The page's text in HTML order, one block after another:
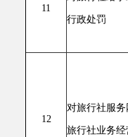
11
行政处罚
12
对旅行社服
旅行社业务